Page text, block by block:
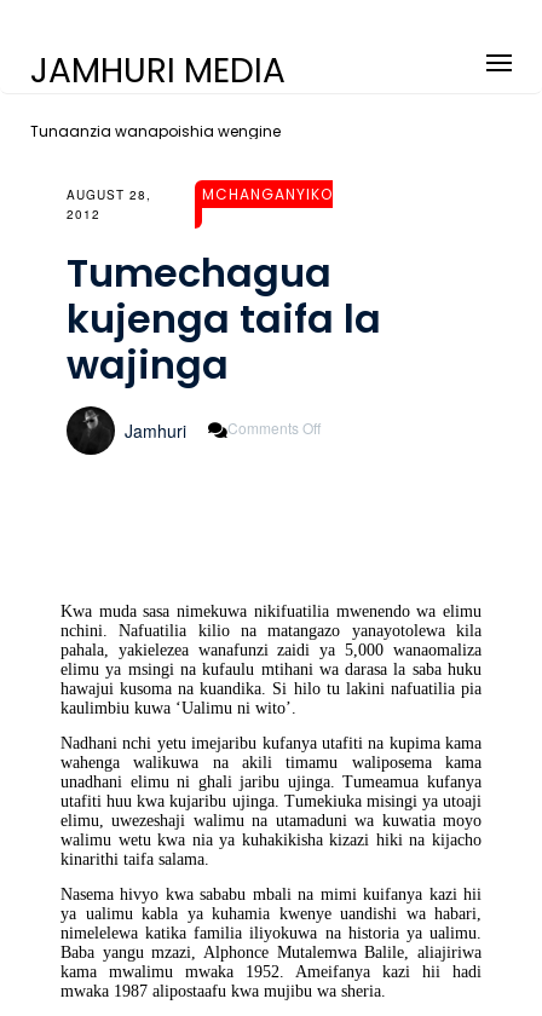
JAMHURI MEDIA
Tunaanzia wanapoishia wengine
AUGUST 28,
2012
MCHANGANYIKO
Tumechagua
kujenga taifa la
wajinga
Jamhuri Comments Off
Kwa muda sasa nimekuwa nikifuatilia mwenendo wa elimu
nchini. Nafuatilia kilio na matangazo yanayotolewa kila
pahala, yakielezea wanafunzi zaidi ya 5,000 wanaomaliza
elimu ya msingi na kufaulu mtihani wa darasa la saba huku
hawajui kusoma na kuandika. Si hilo tu lakini nafuatilia pia
kaulimbiu kuwa ‘Ualimu ni wito’.
Nadhani nchi yetu imejaribu kufanya utafiti na kupima kama
wahenga walikuwa na akili timamu waliposema kama
unadhani elimu ni ghali jaribu ujinga. Tumeamua kufanya
utafiti huu kwa kujaribu ujinga. Tumekiuka misingi ya utoaji
elimu, uwezeshaji walimu na utamaduni wa kuwatia moyo
walimu wetu kwa nia ya kuhakikisha kizazi hiki na kijacho
kinarithi taifa salama.
Nasema hivyo kwa sababu mbali na mimi kuifanya kazi hii
ya ualimu kabla ya kuhamia kwenye uandishi wa habari,
nimelelewa katika familia iliyokuwa na historia ya ualimu.
Baba yangu mzazi, Alphonce Mutalemwa Balile, aliajiriwa
kama mwalimu mwaka 1952. Ameifanya kazi hii hadi
mwaka 1987 alipostaafu kwa mujibu wa sheria.